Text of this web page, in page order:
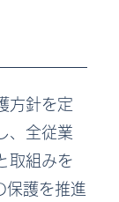
方針を定
、全従業
取組みを
保護を推進